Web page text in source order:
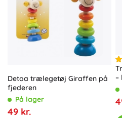
Detoa trælegetøj Giraffen på
fjederen
På lager
49 kr.
–